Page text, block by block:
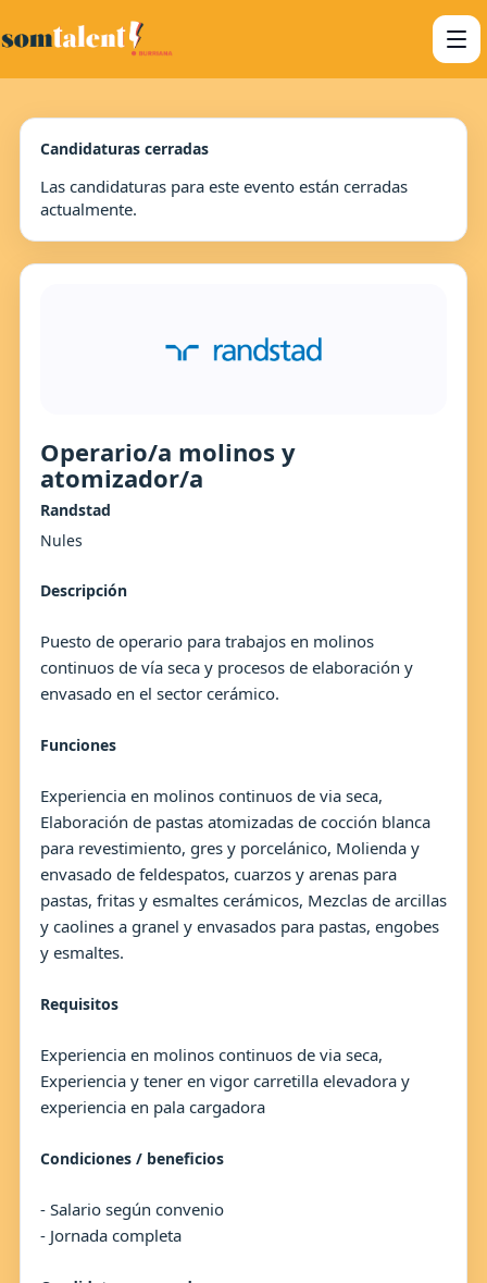
Candidaturas cerradas
Las candidaturas para este evento están cerradas
actualmente.
Operario/a molinos y
atomizador/a
Randstad
Nules
Descripción
Puesto de operario para trabajos en molinos
continuos de vía seca y procesos de elaboración y
envasado en el sector cerámico.
Funciones
Experiencia en molinos continuos de via seca,
Elaboración de pastas atomizadas de cocción blanca
para revestimiento, gres y porcelánico, Molienda y
envasado de feldespatos, cuarzos y arenas para
pastas, fritas y esmaltes cerámicos, Mezclas de arcillas
y caolines a granel y envasados para pastas, engobes
y esmaltes.
Requisitos
Experiencia en molinos continuos de via seca,
Experiencia y tener en vigor carretilla elevadora y
experiencia en pala cargadora
Condiciones / beneficios
- Salario según convenio
- Jornada completa